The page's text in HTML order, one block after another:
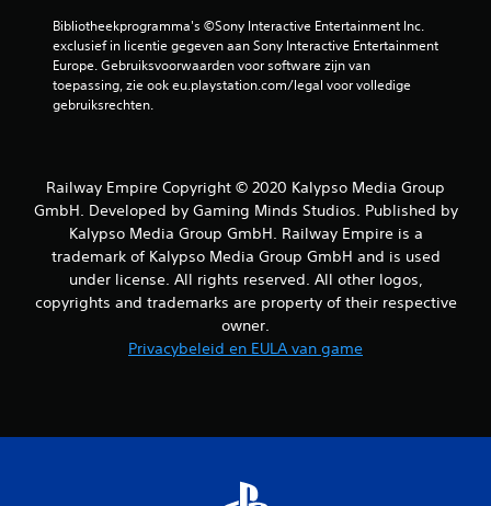
e
l
i
g
e
n
Bibliotheekprogramma's ©Sony Interactive Entertainment Inc.
exclusief in licentie gegeven aan Sony Interactive Entertainment
Europe. Gebruiksvoorwaarden voor software zijn van
toepassing, zie ook eu.playstation.com/legal voor volledige
gebruiksrechten.
Railway Empire Copyright © 2020 Kalypso Media Group
GmbH. Developed by Gaming Minds Studios. Published by
Kalypso Media Group GmbH. Railway Empire is a
trademark of Kalypso Media Group GmbH and is used
under license. All rights reserved. All other logos,
copyrights and trademarks are property of their respective
owner.
Privacybeleid en EULA van game